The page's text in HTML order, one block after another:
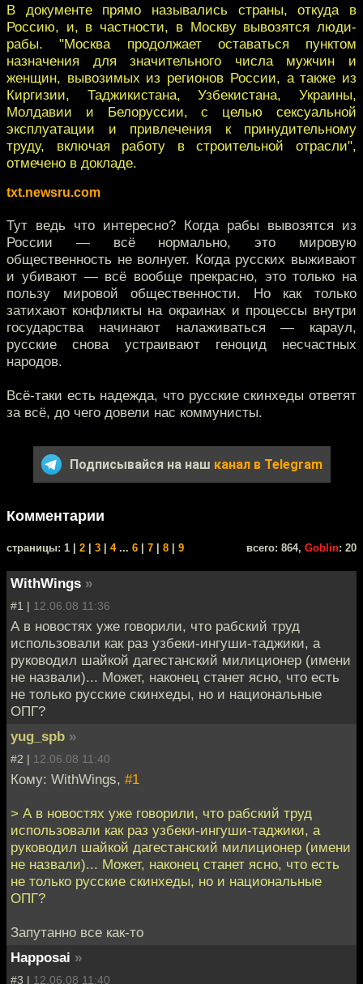
В документе прямо назывались страны, откуда в
Россию, и, в частности, в Москву вывозятся люди-
рабы. "Москва продолжает оставаться пунктом
назначения для значительного числа мужчин и
женщин, вывозимых из регионов России, а также из
Киргизии, Таджикистана, Узбекистана, Украины,
Молдавии и Белоруссии, с целью сексуальной
эксплуатации и привлечения к принудительному
труду, включая работу в строительной отрасли",
отмечено в докладе.
txt.newsru.com
Тут ведь что интересно? Когда рабы вывозятся из
России — всё нормально, это мировую
общественность не волнует. Когда русских выживают
и убивают — всё вообще прекрасно, это только на
пользу мировой общественности. Но как только
затихают конфликты на окраинах и процессы внутри
государства начинают налаживаться — караул,
русские снова устраивают геноцид несчастных
народов.
Всё-таки есть надежда, что русские скинхеды ответят
за всё, до чего довели нас коммунисты.
Подписывайся на наш канал в Telegram
Комментарии
cтраницы: 1 | 2 3 4... 6 7 8 9 всего: 864, Goblin: 20
WithWings »
#1 | 12.06.08 11:36
А в новостях уже говорили, что рабский труд
использовали как раз узбеки-ингуши-таджики, а
руководил шайкой дагестанский милиционер (имени
не назвали)... Может, наконец станет ясно, что есть
не только русские скинхеды, но и национальные
ОПГ?
yug_spb »
#2 | 12.06.08 11:40
Кому: WithWings, #1
> А в новостях уже говорили, что рабский труд
использовали как раз узбеки-ингуши-таджики, а
руководил шайкой дагестанский милиционер (имени
не назвали)... Может, наконец станет ясно, что есть
не только русские скинхеды, но и национальные
ОПГ?
Запутанно все как-то
Happosai »
#3 | 12.06.08 11:40